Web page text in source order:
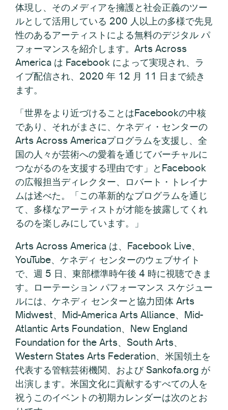
体現し、そのメディアを擁護と社会正義のツー
ルとして活用している 200 人以上の多様で先見
性のあるアーティストによる無料のデジタル パ
フォーマンスを紹介します。Arts Across
America は Facebook によって実現され、ラ
イブ配信され、2020 年 12 月 11 日まで続き
ます。
「世界をより近づけることはFacebookの中核
であり、それがまさに、ケネディ・センターの
Arts Across Americaプログラムを支援し、全
国の人々が芸術への愛着を通じてバーチャルに
つながるのを支援する理由です」とFacebook
の広報担当ディレクター、ロバート・トレイナ
ムは述べた。「この革新的なプログラムを通じ
て、多様なアーティストが才能を披露してくれ
るのを楽しみにしています。」
Arts Across America は、Facebook Live、
YouTube、ケネディ センターのウェブサイト
で、週 5 日、東部標準時午後 4 時に視聴できま
す。ローテーション パフォーマンス スケジュー
ルには、ケネディ センターと協力団体 Arts
Midwest、Mid-America Arts Alliance、Mid-
Atlantic Arts Foundation、New England
Foundation for the Arts、South Arts、
Western States Arts Federation、米国領土を
代表する管轄芸術機関、および Sankofa.org が
出演します。米国文化に貢献するすべての人を
祝うこのイベントの初期カレンダーは次のとお